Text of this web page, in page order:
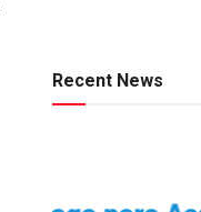
Recent News